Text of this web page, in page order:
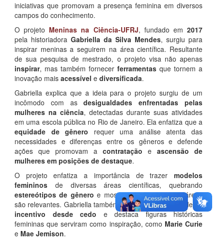
iniciativas que promovam a presença feminina em diversos
campos do conhecimento.
O projeto Meninas na Ciência-UFRJ, fundado em2017
pela historiadora Gabriella da Silva Mendes, surgiu para
inspirar meninas a seguirem na área científica. Resultante
de sua pesquisa de mestrado, o projeto visa não apenas
inspirar, mas também fornecer ferramentas que tornem a
inovação mais acessível e diversificada.
Gabriella explica que a ideia para o projeto surgiu de um
incômodo com asdesigualdades enfrentadas pelas
mulheres na ciência, detectadas durante suas atividades
em uma escola pública no Rio de Janeiro. Ela enfatiza que a
equidade de gênero requer uma análise atenta das
necessidades e diferenças entre os gêneros e defende
ações que promovam a contratação e ascensão de
mulheres em posições de destaque.
O projeto enfatiza a importância de trazer modelos
femininos de diversas áreas científicas, quebrando
estereótipos de gênero e mostrando que todas as áreas
são relevantes. Gabriella também observa a necessidade de
incentivo desde cedo e destaca figuras históricas
femininas que serviram como inspiração, como Marie Curie
e Mae Jemison.